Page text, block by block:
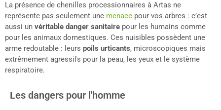
La présence de chenilles processionnaires à Artas ne
représente pas seulement une menace pour vos arbres : c’est
aussi un véritable danger sanitaire pour les humains comme
pour les animaux domestiques. Ces nuisibles possèdent une
arme redoutable : leurs poils urticants, microscopiques mais
extrêmement agressifs pour la peau, les yeux et le système
respiratoire.
Les dangers pour l'homme